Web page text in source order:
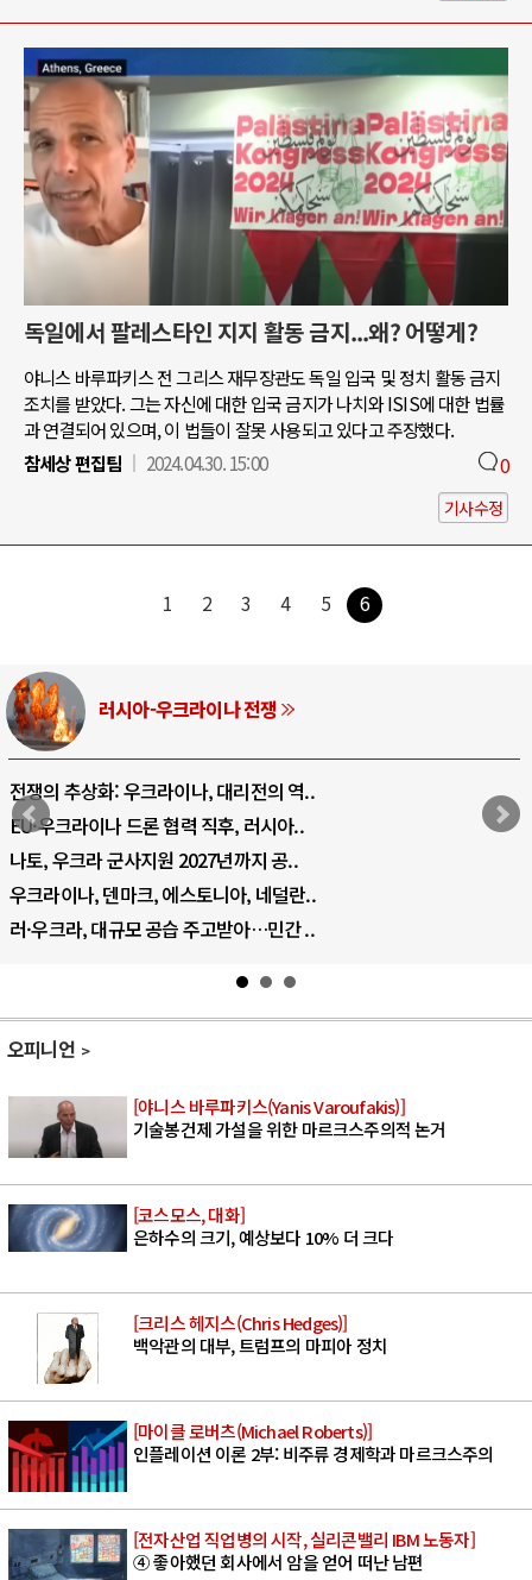
독일에서 팔레스타인 지지 활동 금지...왜? 어떻게?
야니스 바루파키스 전 그리스 재무장관도 독일 입국 및 정치 활동 금지
조치를 받았다. 그는 자신에 대한 입국 금지가 나치와 ISIS에 대한 법률
과 연결되어 있으며, 이 법들이 잘못 사용되고 있다고 주장했다.
참세상 편집팀
2024.04.30. 15:00 0
기사수정
1 2 3 4 5 6
러시아-우크라이나 전쟁
전쟁의 추상화: 우크라이나, 대리전의 역..
EU·우크라이나 드론 협력 직후, 러시아..
나토, 우크라 군사지원 2027년까지 공..
우크라이나, 덴마크, 에스토니아, 네덜란..
러·우크라, 대규모 공습 주고받아…민간 ..
오피니언
[야니스 바루파키스(Yanis Varoufakis)]
기술봉건제 가설을 위한 마르크스주의적 논거
[코스모스, 대화]
은하수의 크기, 예상보다 10% 더 크다
[크리스 헤지스(Chris Hedges)]
백악관의 대부, 트럼프의 마피아 정치
[마이클 로버츠(Michael Roberts)]
인플레이션 이론 2부: 비주류 경제학과 마르크스주의
[전자산업 직업병의 시작, 실리콘밸리 IBM 노동자]
④ 좋아했던 회사에서 암을 얻어 떠난 남편